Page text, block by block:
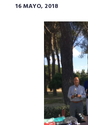
16 MAYO, 2018